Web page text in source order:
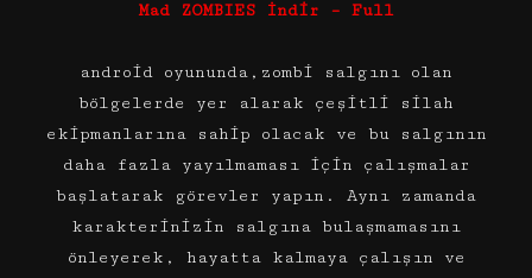
Mad ZOMBIES İndir – Full
android oyununda,zombi salgını olan
bölgelerde yer alarak çeşitli silah
ekipmanlarına sahip olacak ve bu salgının
daha fazla yayılmaması için çalışmalar
başlatarak görevler yapın. Aynı zamanda
karakterinizin salgına bulaşmamasını
önleyerek, hayatta kalmaya çalışın ve